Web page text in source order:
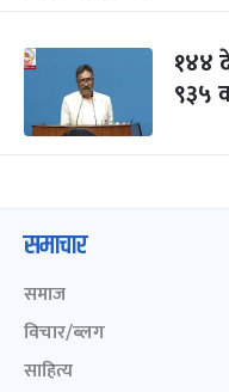
१४४
९३५
समाचार
समाज
विचार/ब्लग
साहित्य